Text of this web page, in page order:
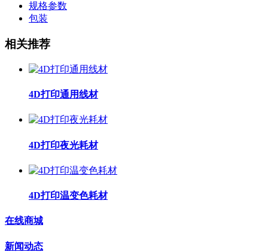
规格参数
包装
相关推荐
4D打印通用线材
4D打印夜光耗材
4D打印温变色耗材
在线商城
新闻动态